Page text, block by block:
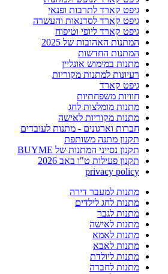
גיפט קארד לתרבות ופנאי
גיפט קארד לסדנאות והעשרה
גיפט קארד ליופי וטיפוח
המתנות האהובות של 2025
המתנות החדשות
מתנות במימוש אונליין
רעיונות למתנות מקוריות
גיפט קארד
חוויות משפחתיות
מתנות מומלצות לחג
מתנות מקוריות לאישה
חברות וארגונים - מתנות לעובדים
תקנון מתנה משותפת
תקנון נסייני המתנות של BUYME
תקנון פעילות ט"ו באב 2026
privacy policy
מתנות למעבר דירה
מתנות לחג לילדים
מתנות לגבר
מתנות לאישה
מתנות לאמא
מתנות לאבא
מתנות ליולדת
מתנות לחברה